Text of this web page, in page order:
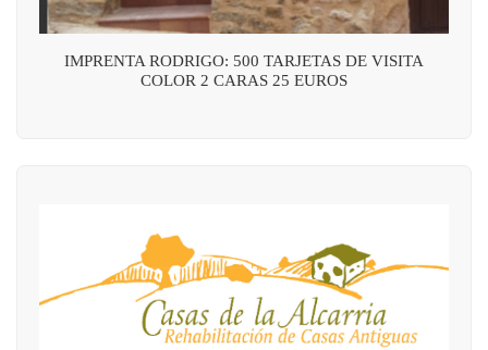
IMPRENTA RODRIGO: 500 TARJETAS DE VISITA
COLOR 2 CARAS 25 EUROS